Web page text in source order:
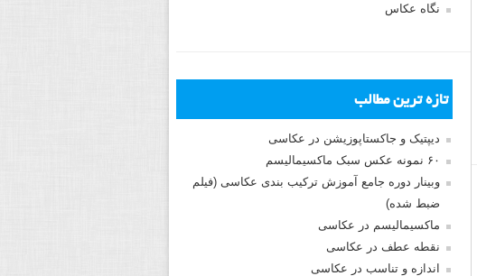
نگاه عکاس
تازه ترین مطالب
دیپتیک و جاکستا‌پوزیشن در عکاسی
۶۰ نمونه عکس سبک ماکسیمالیسم
وبینار دوره جامع آموزش ترکیب بندی عکاسی (فیلم
ضبط شده)
ماکسیمالیسم در عکاسی
نقطه عطف در عکاسی
اندازه و تناسب در عکاسی